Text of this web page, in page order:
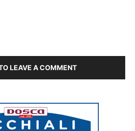
LEAVE A COMMENT